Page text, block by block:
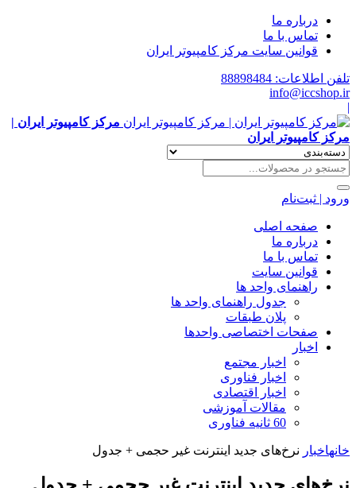
درباره ما
تماس با ما
قوانین سایت مرکز کامپیوتر ایران
تلفن اطلاعات: 88898484
info@iccshop.ir
|
مرکز کامپیوتر ایران |
مرکز کامپیوتر ایران
ورود | ثبت‌نام
صفحه اصلی
درباره ما
تماس با ما
قوانین سایت
راهنمای واحد ها
جدول راهنمای واحد ها
پلان طبقات
صفحات اختصاصی واحدها
اخبار
اخبار مجتمع
اخبار فناوری
اخبار اقتصادی
مقالات آموزشی
60 ثانیه فناوری
خانهاخبار نرخ‌های جدید اینترنت غیر حجمی + جدول